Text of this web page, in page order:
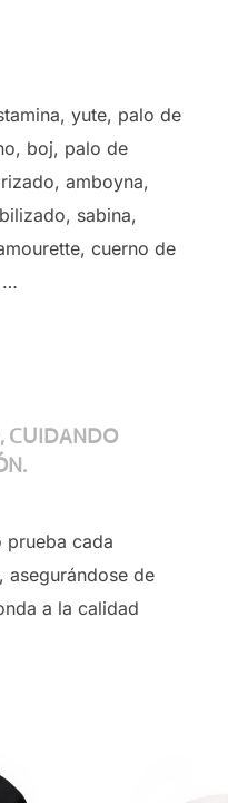
yute, palo de
boj, palo de
amboyna,
sabina,
cuerno de
…
CUIDANDO
prueba cada
asegurándose de
a la calidad